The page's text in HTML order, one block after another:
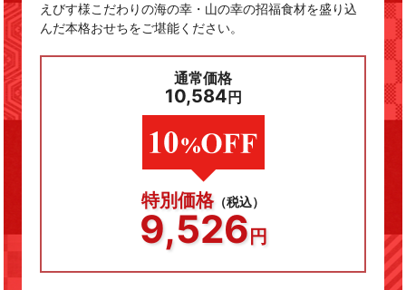
えびす様こだわりの海の幸・山の幸の招福食材を盛り込
んだ本格おせちをご堪能ください。
通常価格
10,584 円
特別価格（税込）
9,526 円